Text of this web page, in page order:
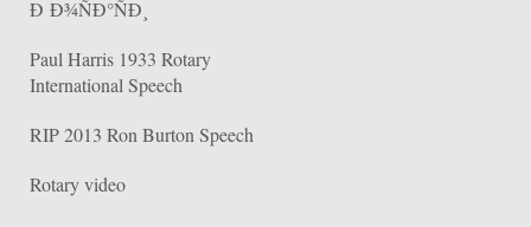
Ð Ð¾ÑÐ°ÑÐ¸
Paul Harris 1933 Rotary
International Speech
RIP 2013 Ron Burton Speech
Rotary video